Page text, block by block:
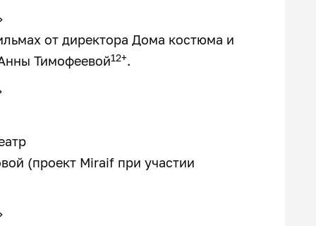
от директора Дома костюма и
Тимофеевой12+.
(проект Miraif при участии